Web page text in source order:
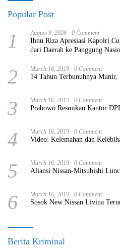
Popular Post
1 August 9, 2026 0 Comment
Ibnu Riza Apresiasi Kapolri
dari Daerah ke Panggung
2 March 16, 2019 0 Comment
14 Tahun Terbunuhnya
3 March 16, 2019 0 Comment
Prabowo Resmikan Kantor
4 March 16, 2019 0 Comment
Video: Kelemahan dan
5 March 16, 2019 0 Comment
Aliansi Nissan-Mitsubishi
6 March 16, 2019 0 Comment
Sosok New Nissan Livina
Berita Kriminal